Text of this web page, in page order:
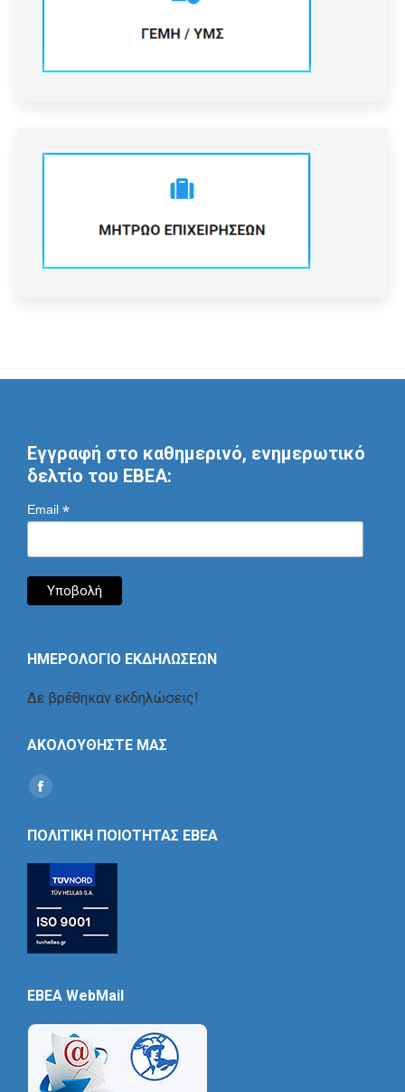
Εγγραφή στο καθημερινό, ενημερωτικό
δελτίο του ΕΒΕΑ:
Email *
ΗΜΕΡΟΛΟΓΙΟ ΕΚΔΗΛΩΣΕΩΝ
Δε βρέθηκαν εκδηλώσεις!
ΑΚΟΛΟΥΘΗΣΤΕ ΜΑΣ
Find us on:
Social
ΠΟΛΙΤΙΚΗ ΠΟΙΟΤΗΤΑΣ ΕΒΕΑ
EBEA WebMail